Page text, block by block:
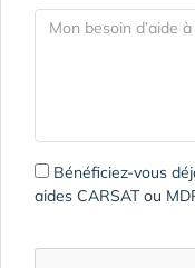
Bénéficiez-vous
aides CARSAT ou